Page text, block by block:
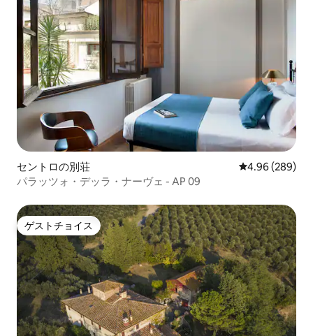
セントロの別荘 レビュー289
4.96 (289)
パラッツォ・デッラ・ナーヴェ - AP 09
ゲストチョイス
ゲストチョイス